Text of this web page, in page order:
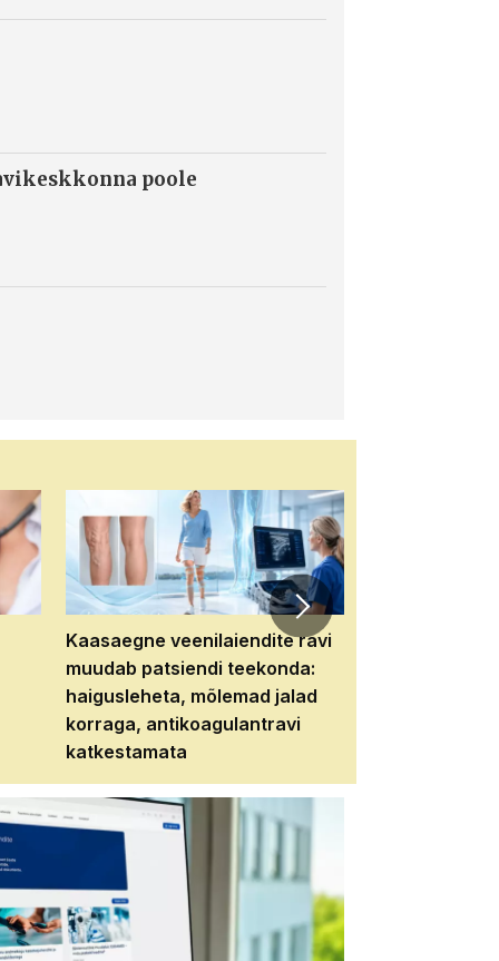
poole
Kaasaegne veenilaiendite ravi
muudab patsiendi teekonda:
haigusleheta, mõlemad jalad
korraga, antikoagulantravi
katkestamata